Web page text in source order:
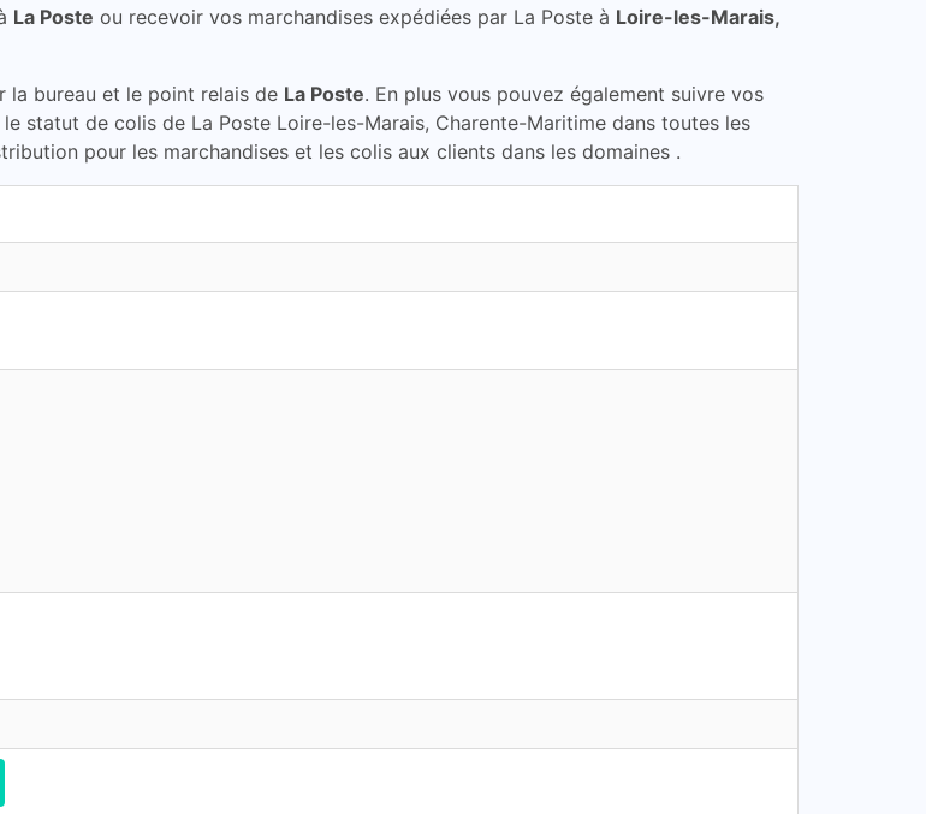
La Poste ou recevoir vos marchandises expédiées par La Poste à Loire-les-Marais,
la bureau et le point relais de La Poste. En plus vous pouvez également suivre vos
statut de colis de La Poste Loire-les-Marais, Charente-Maritime dans toutes les
pour les marchandises et les colis aux clients dans les domaines .